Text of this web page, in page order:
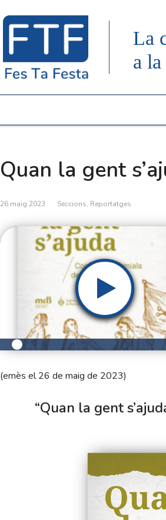
La
a
Quan la gent
26 maig 2023 Seccions, Reportatges
(emès el 26 de maig de 2023)
“Quan la gent